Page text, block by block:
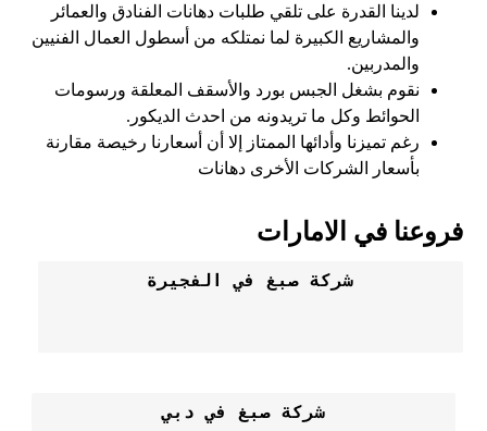
لدينا القدرة على تلقي طلبات دهانات الفنادق والعمائر
والمشاريع الكبيرة لما نمتلكه من أسطول العمال الفنيين
والمدربين.
نقوم بشغل الجبس بورد والأسقف المعلقة ورسومات
الحوائط وكل ما تريدونه من احدث الديكور.
رغم تميزنا وأدائها الممتاز إلا أن أسعارنا رخيصة مقارنة
بأسعار الشركات الأخرى دهانات
فروعنا في الامارات
شركة صبغ في الفجيرة
شركة صبغ في دبي